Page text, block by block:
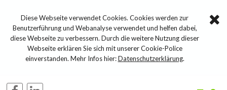
Diese Webseite verwendet Cookies. Cookies werden zur
Benutzerführung und Webanalyse verwendet und helfen dabei,
diese Webseite zu verbessern. Durch die weitere Nutzung dieser
Webseite erklären Sie sich mit unserer Cookie-Police
einverstanden. Mehr Infos hier:Datenschutzerklärung.